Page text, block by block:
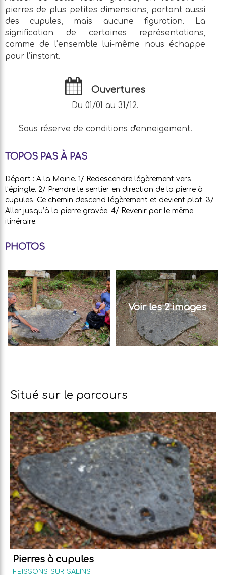
pierres de plus petites dimensions, portant aussi
des cupules, mais aucune figuration. La
signification de certaines représentations,
comme de l’ensemble lui-même nous échappe
pour l’instant.
Ouvertures
Du 01/01 au 31/12.
Sous réserve de conditions d'enneigement.
TOPOS PAS À PAS
Départ : A la Mairie. 1/ Redescendre légèrement vers
l’épingle. 2/ Prendre le sentier en direction de la pierre à
cupules. Ce chemin descend légèrement et devient plat. 3/
Aller jusqu’à la pierre gravée. 4/ Revenir par le même
itinéraire.
PHOTOS
Voir les 2 images
Situé sur le parcours
Pierres à cupules
FEISSONS-SUR-SALINS